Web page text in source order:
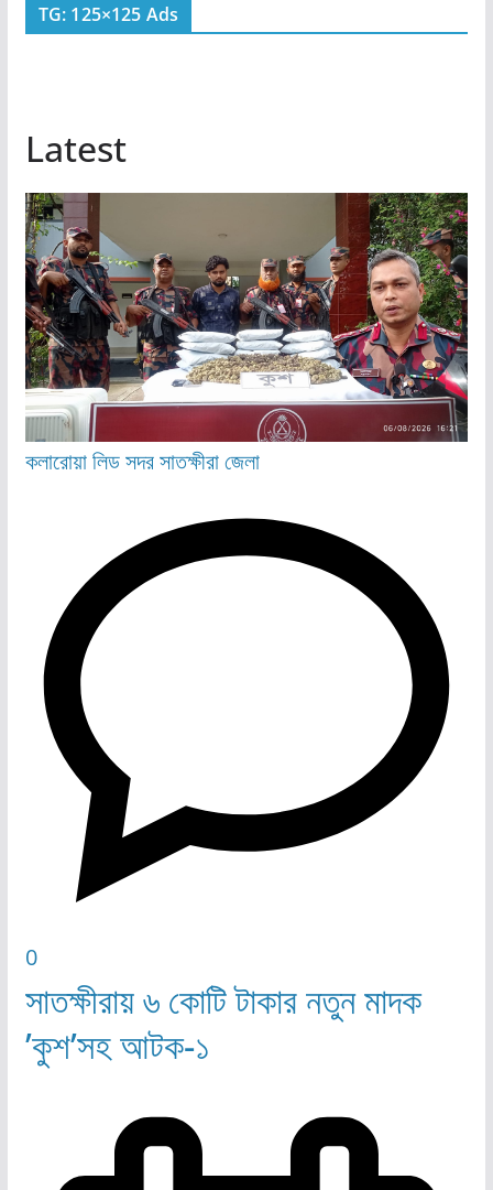
TG: 125×125 Ads
Latest
কলারোয়ালিডসদরসাতক্ষীরা জেলা
0
সাতক্ষীরায় ৬ কোটি টাকার নতুন মাদক
’কুশ’সহ আটক-১